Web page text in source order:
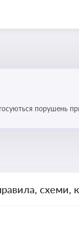
порушень
схеми,